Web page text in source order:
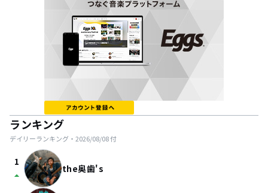
ランキング
デイリーランキング・ 2026/08/08付
1
arrow_drop_up the奥歯's